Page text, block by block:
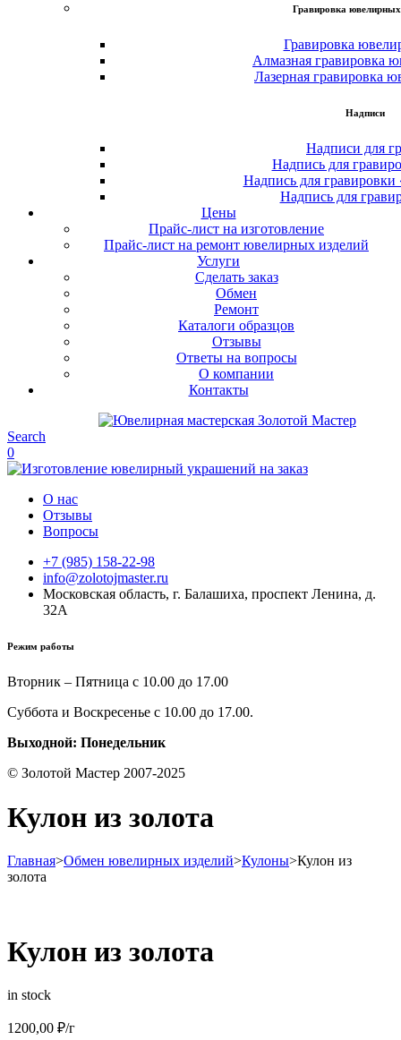
Гравировка ювелирных
Гравировка
Алмазная гравировка
Лазерная гравировка
Надписи
Надписи для
Надпись для
Надпись для
Надпись для
Цены
Прайс-лист на изготовление
Прайс-лист на ремонт ювелирных изделий
Услуги
Сделать заказ
Обмен
Ремонт
Каталоги образцов
Отзывы
Ответы на вопросы
О компании
Контакты
Search
0
О нас
Отзывы
Вопросы
+7 (985) 158-22-98
info@zolotojmaster.ru
Московская область, г. Балашиха, проспект Ленина, д.
32А
Режим работы
Вторник – Пятница с 10.00 до 17.00
Суббота и Воскресенье с 10.00 до 17.00.
Выходной: Понедельник
© Золотой Мастер 2007-2025
Кулон из золота
Главная>Обмен ювелирных изделий>Кулоны>Кулон из
золота
Кулон из золота
in stock
1200,00 ₽/г